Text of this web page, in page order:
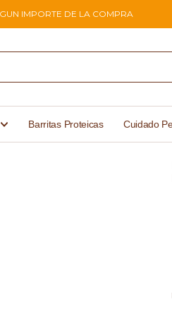
IMPORTE DE LA COMPRA
Barritas Proteicas Cuidado